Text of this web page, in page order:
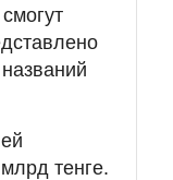
тенге.